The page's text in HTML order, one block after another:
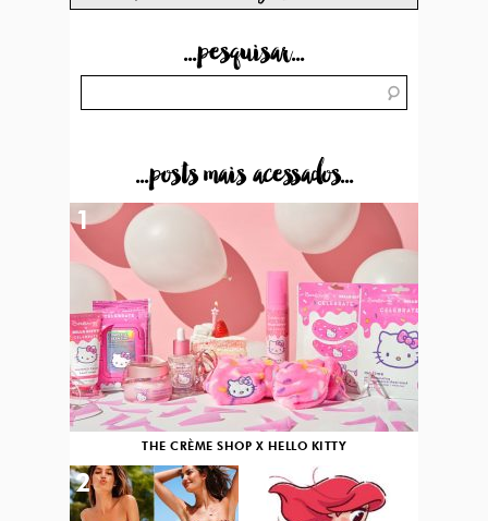
...pesquisar...
...posts mais acessados...
THE CRÈME SHOP X HELLO KITTY
1
2 3